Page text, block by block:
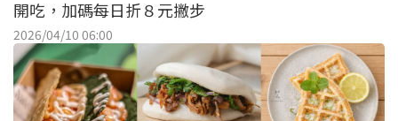
開吃，加碼每日折８元撇步
2026/04/10 06:00